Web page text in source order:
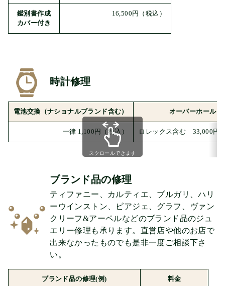
鑑別書作成
カバー付き
16,500円 （税込）
時計修理
電池交換（ナショナルブランド含む） オーバーホール
一律 1,100円（税込） ロレックス含む 33,000円
スクロールできます
ブランド品の修理
ティファニー、カルティエ、ブルガリ、ハリ
ーウインストン、ピアジェ、グラフ、ヴァン
クリーフ&アーペルなどのブランド品のジュ
エリー修理も承ります。直営店や他のお店で
出来なかったものでも是非一度ご相談下さ
い。
ブランド品の修理(例) 料金